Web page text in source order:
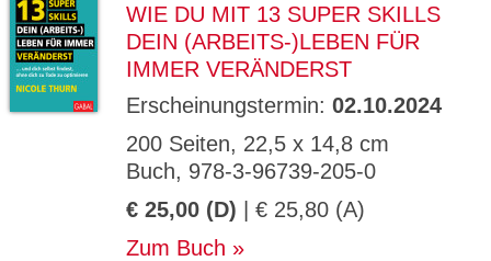
WIE DU MIT 13 SUPER SKILLS
DEIN (ARBEITS-)LEBEN FÜR
IMMER VERÄNDERST
Erscheinungstermin: 02.10.2024
200 Seiten, 22,5 x 14,8 cm
Buch, 978-3-96739-205-0
€ 25,00 (D) | € 25,80 (A)
Zum Buch